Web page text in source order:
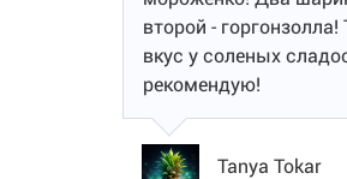
второй -
вкус у соленых
рекомендую!
Tanya Tokar